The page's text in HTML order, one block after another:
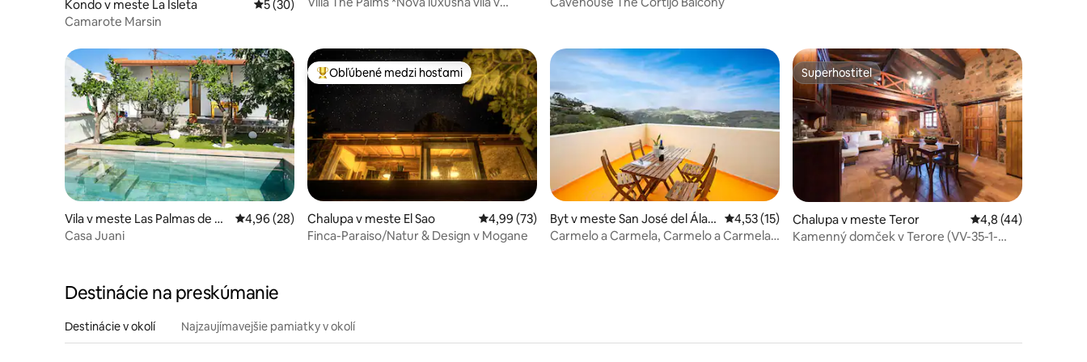
Kondo v meste La Isleta Priemerné ohodnotenie 5 z 5, počet hodnotení: 30
5 (30)
Camarote Marsin
Vila v meste Las Palmas de Gr
an Canaria
Priemerné ohodnotenie 4,96 z 5, počet hodnotení: 28
4,96 (28)
Casa Juani
Najobľúbenejšie medzi hosťami
Obľúbené medzi hosťami
Chalupa v meste El Sao Priemerné ohodnotenie 4,99 z 5, počet hodnotení: 73
4,99 (73)
Finca-Paraiso/Natur & Design v Mogane
Byt v meste San José del Ála
mo
Priemerné ohodnotenie 4,53 z 5, počet hodnotení: 15
4,53 (15)
Carmelo a Carmela, Carmelo a Carmela
Superhostiteľ
Superhostiteľ
Chalupa v meste Teror Priemerné
4,8 (44)
Kamenný domček v Terore (VV-35-1-
Destinácie na preskúmanie
Destinácie v okolí Najzaujímavejšie pamiatky v okolí